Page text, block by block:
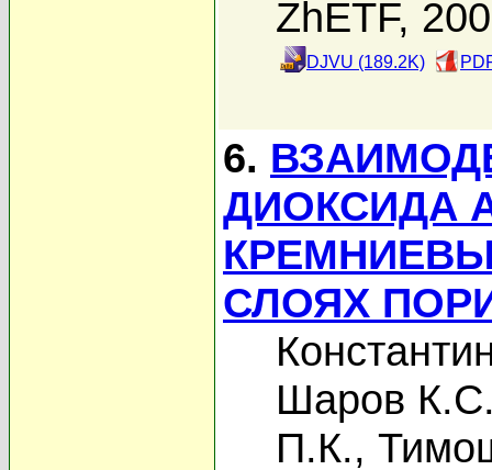
ZhETF,
DJVU (189.2K)
6.
ДИОКСИДА
СЛОЯХ
Шаров
П.К.,